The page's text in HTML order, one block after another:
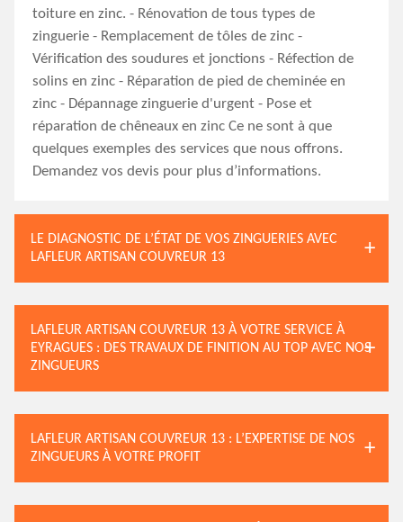
toiture en zinc. - Rénovation de tous types de
zinguerie - Remplacement de tôles de zinc -
Vérification des soudures et jonctions - Réfection de
solins en zinc - Réparation de pied de cheminée en
zinc - Dépannage zinguerie d'urgent - Pose et
réparation de chêneaux en zinc Ce ne sont à que
quelques exemples des services que nous offrons.
Demandez vos devis pour plus d’informations.
LE DIAGNOSTIC DE L’ÉTAT DE VOS ZINGUERIES AVEC
LAFLEUR ARTISAN COUVREUR 13
LAFLEUR ARTISAN COUVREUR 13 À VOTRE SERVICE À
EYRAGUES : DES TRAVAUX DE FINITION AU TOP AVEC NOS
ZINGUEURS
LAFLEUR ARTISAN COUVREUR 13 : L’EXPERTISE DE NOS
ZINGUEURS À VOTRE PROFIT